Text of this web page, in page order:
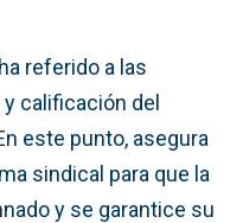
referido a las
calificación del
este punto, asegura
sindical para que la
y se garantice su